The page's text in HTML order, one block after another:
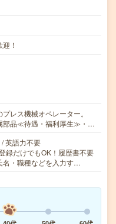
！
レス機械オペレーター。
部品≪待遇・福利厚生≫・…
英語力不要
録だけでもOK！履歴書不要
・職種などを入力す…